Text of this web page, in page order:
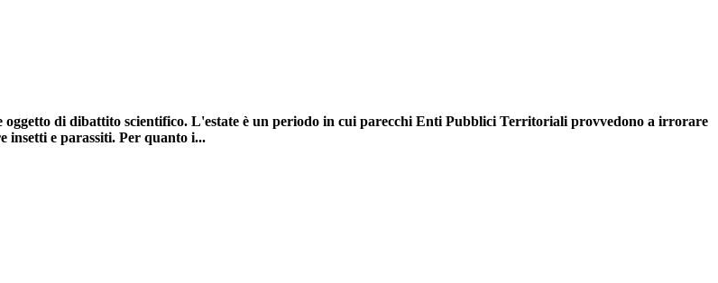
oggetto di dibattito scientifico. L'estate è un periodo in cui parecchi Enti Pubblici Territoriali provvedono a irrorare
insetti e parassiti. Per quanto i...